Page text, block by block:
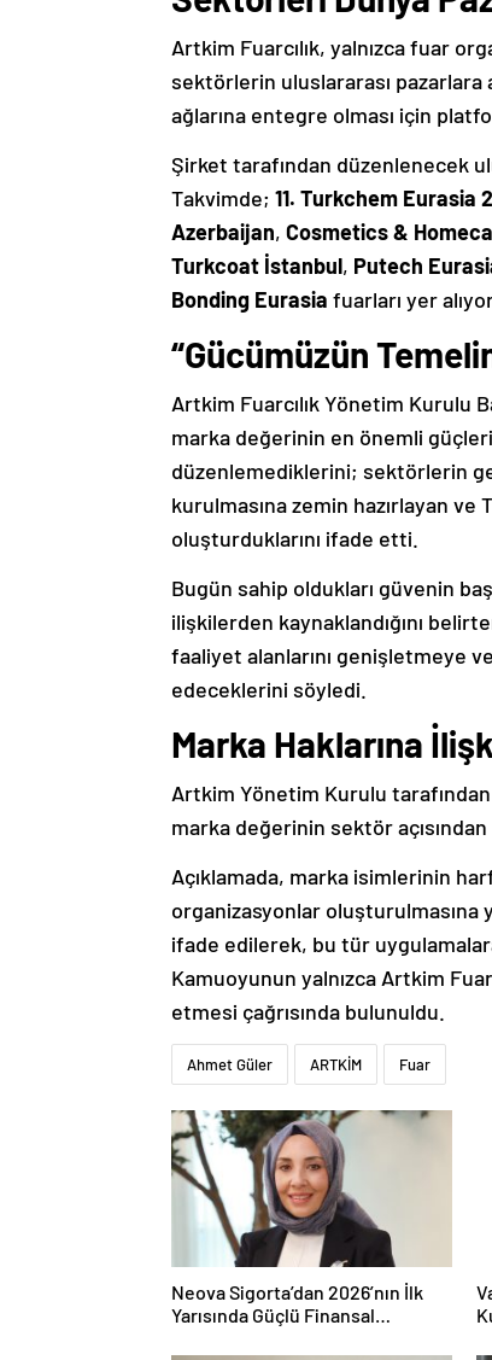
Artkim Fuarcılık, yalnızca fuar
sektörlerin uluslararası
ağlarına entegre olması için
Şirket tarafından düzenlenecek
Takvimde; 11. Turkchem Eurasia
Azerbaijan, Cosmetics &
Turkcoat İstanbul, Putech
Bonding Eurasia fuarları yer
“Gücümüzün
Artkim Fuarcılık Yönetim Kurulu
marka değerinin en önemli
düzenlemediklerini; sektörlerin
kurulmasına zemin hazırlayan
oluşturduklarını ifade etti.
Bugün sahip oldukları güvenin
ilişkilerden kaynaklandığını
faaliyet alanlarını genişletmeye
edeceklerini söyledi.
Marka Haklarına
Artkim Yönetim Kurulu tarafından
marka değerinin sektör
Açıklamada, marka isimlerinin
organizasyonlar oluşturulmasına
ifade edilerek, bu tür
Kamuoyunun yalnızca Artkim
etmesi çağrısında bulunuldu.
Ahmet Güler ARTKİM Fuar
Neova Sigorta’dan 2026’nın İlk
Yarısında Güçlü Finansal